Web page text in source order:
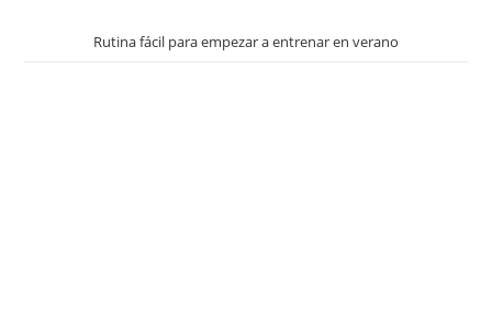
Rutina fácil para empezar a entrenar en verano